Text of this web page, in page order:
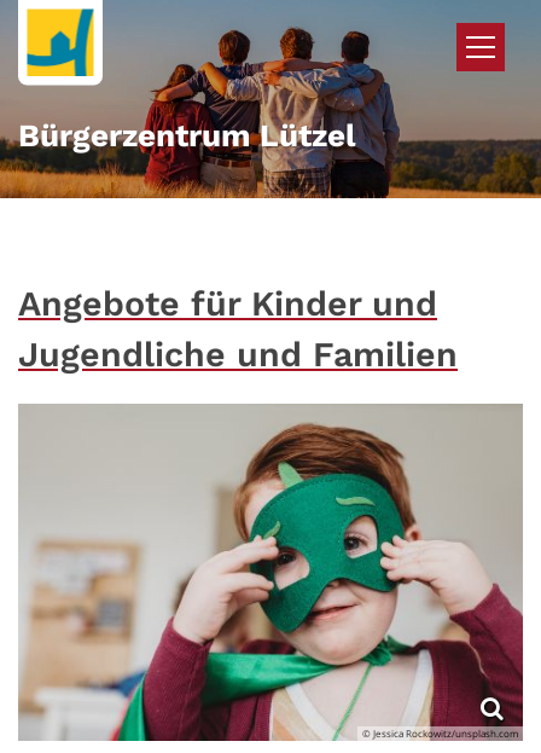
Zum Inhalt springen
Bürgerzentrum Lützel
Angebote für Kinder und
Jugendliche und Familien
© Jessica Rockowitz/unsplash.com